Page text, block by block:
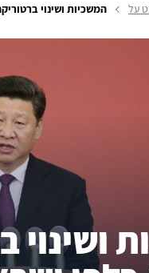
על המשכיות ושינוי ברטוריקה
ושינוי